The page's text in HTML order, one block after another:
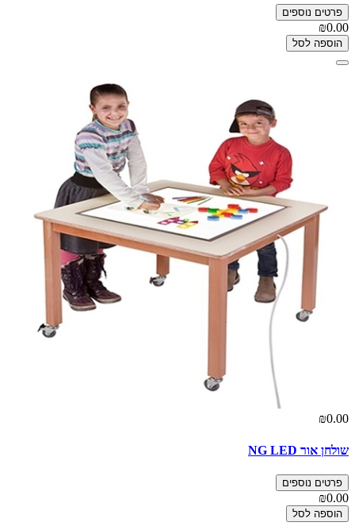
פרטים נוספים
₪0.00
הוספה לסל
₪0.00
שולחן אור NG LED
פרטים נוספים
₪0.00
הוספה לסל